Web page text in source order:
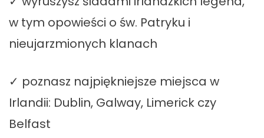
w tym opowieści o św. Patryku i
nieujarzmionych klanach
✓ poznasz najpiękniejsze miejsca w
Irlandii: Dublin, Galway, Limerick czy
Belfast